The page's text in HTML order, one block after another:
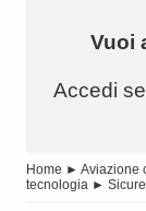
Vuoi
Accedi
Home ► Aviazione
tecnologia ►